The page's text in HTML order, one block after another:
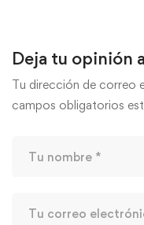
Deja tu opinión
Tu dirección de correo
campos obligatorios